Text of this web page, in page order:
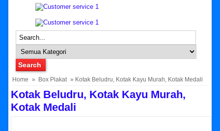
Home » Box Plakat » Kotak Beludru, Kotak Kayu Murah, Kotak Medali
Kotak Beludru, Kotak Kayu Murah,
Kotak Medali